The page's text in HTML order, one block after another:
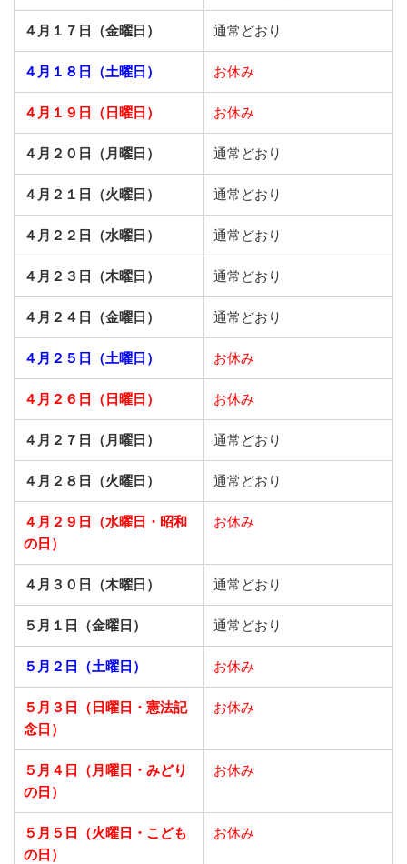
４月１７日（金曜日） 通常どおり
４月１８日（土曜日） お休み
４月１９日（日曜日） お休み
４月２０日（月曜日） 通常どおり
４月２１日（火曜日） 通常どおり
４月２２日（水曜日） 通常どおり
４月２３日（木曜日） 通常どおり
４月２４日（金曜日） 通常どおり
４月２５日（土曜日） お休み
４月２６日（日曜日） お休み
４月２７日（月曜日） 通常どおり
４月２８日（火曜日） 通常どおり
４月２９日（水曜日・昭和
の日）
お休み
４月３０日（木曜日） 通常どおり
５月１日（金曜日） 通常どおり
５月２日（土曜日） お休み
５月３日（日曜日・憲法記
念日）
お休み
５月４日（月曜日・みどり
の日）
お休み
５月５日（火曜日・こども
の日）
お休み